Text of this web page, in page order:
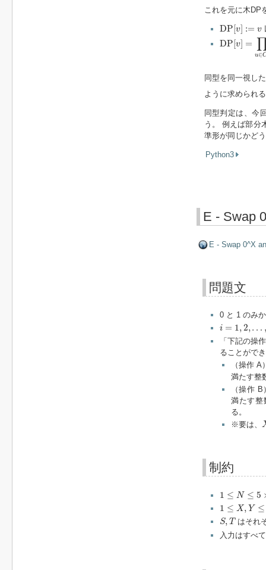
これを元に木DP
DP[v] := v
DP[v ]:=
DP[v] =
u∈
[v ]= u∈
同型を同一視し
ように求められ
同型判定は、今
う。 例えば部分
準形が同じかど
Python3
E - Swap
E - Swap 0^X
問題文
0 と 1 のみ
i = 1,2,… ,
= 2 …
「下記の操
ることがで
（操作 A
満たす整
（操作 B
満たす
る。
※要は、
制約
1 ≤ N ≤ 5
≤5 105
1 ≤ X, Y ≤
1 X Y≤ N
S, T
S, T はそれ
入力はすべ